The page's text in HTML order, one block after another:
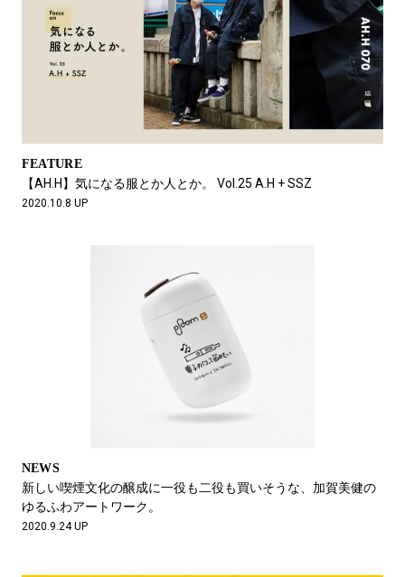
FEATURE
【AH.H】気になる服とか人とか。 Vol.25 A.H + SSZ
2020.10.8 UP
NEWS
新しい喫煙文化の醸成に一役も二役も買いそうな、加賀美健の
ゆるふわアートワーク。
2020.9.24 UP